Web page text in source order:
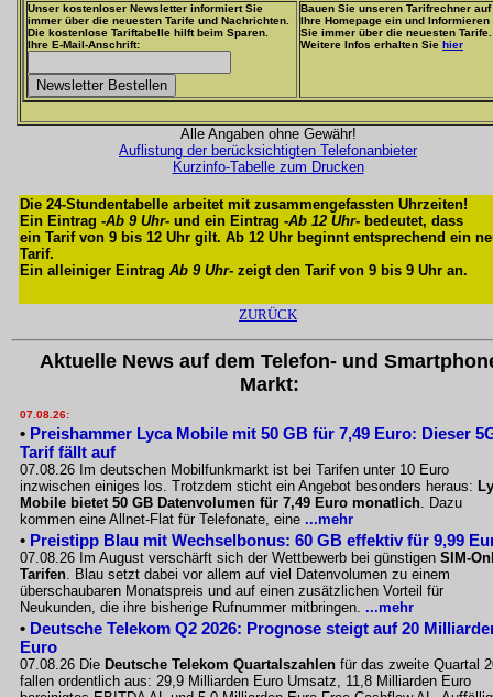
Unser kostenloser Newsletter informiert Sie
immer über die neuesten Tarife und Nachrichten.
Die kostenlose Tariftabelle hilft beim Sparen.
Ihre E-Mail-Anschrift:
Bauen Sie unseren Tarifrechner auf
Ihre Homepage ein und Informieren
Sie immer über die neuesten Tarife.
Weitere Infos erhalten Sie hier
Alle Angaben ohne Gewähr!
Auflistung der berücksichtigten Telefonanbieter
Kurzinfo-Tabelle zum Drucken
Die 24-Stundentabelle arbeitet mit zusammengefassten Uhrzeiten!
Ein Eintrag -Ab 9 Uhr- und ein Eintrag -Ab 12 Uhr- bedeutet, dass
ein Tarif von 9 bis 12 Uhr gilt. Ab 12 Uhr beginnt entsprechend ein
Tarif.
Ein alleiniger Eintrag Ab 9 Uhr- zeigt den Tarif von 9 bis 9 Uhr an.
ZURÜCK
Aktuelle News auf dem Telefon- und
Markt:
07.08.26:
• Preishammer Lyca Mobile mit 50 GB für 7,49 Euro: Dieser
Tarif fällt auf
07.08.26 Im deutschen Mobilfunkmarkt ist bei Tarifen unter 10 Euro
inzwischen einiges los. Trotzdem sticht ein Angebot besonders heraus:
Mobile bietet 50 GB Datenvolumen für 7,49 Euro monatlich. Dazu
kommen eine Allnet-Flat für Telefonate, eine ...mehr
• Preistipp Blau mit Wechselbonus: 60 GB effektiv für 9,99
07.08.26 Im August verschärft sich der Wettbewerb bei günstigen SIM-
Tarifen. Blau setzt dabei vor allem auf viel Datenvolumen zu einem
überschaubaren Monatspreis und auf einen zusätzlichen Vorteil für
Neukunden, die ihre bisherige Rufnummer mitbringen. ...mehr
• Deutsche Telekom Q2 2026: Prognose steigt auf 20
Euro
07.08.26 Die Deutsche Telekom Quartalszahlen für das zweite Quartal
fallen ordentlich aus: 29,9 Milliarden Euro Umsatz, 11,8 Milliarden Euro